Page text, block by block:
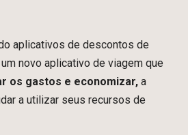
aplicativos de descontos de
novo aplicativo de viagem que
os gastos e economizar, a
a utilizar seus recursos de